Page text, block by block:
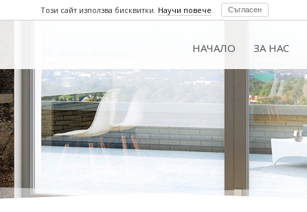
НАЧАЛО ЗА НАС
Този сайт използва бисквитки. Научи повече Съгласен